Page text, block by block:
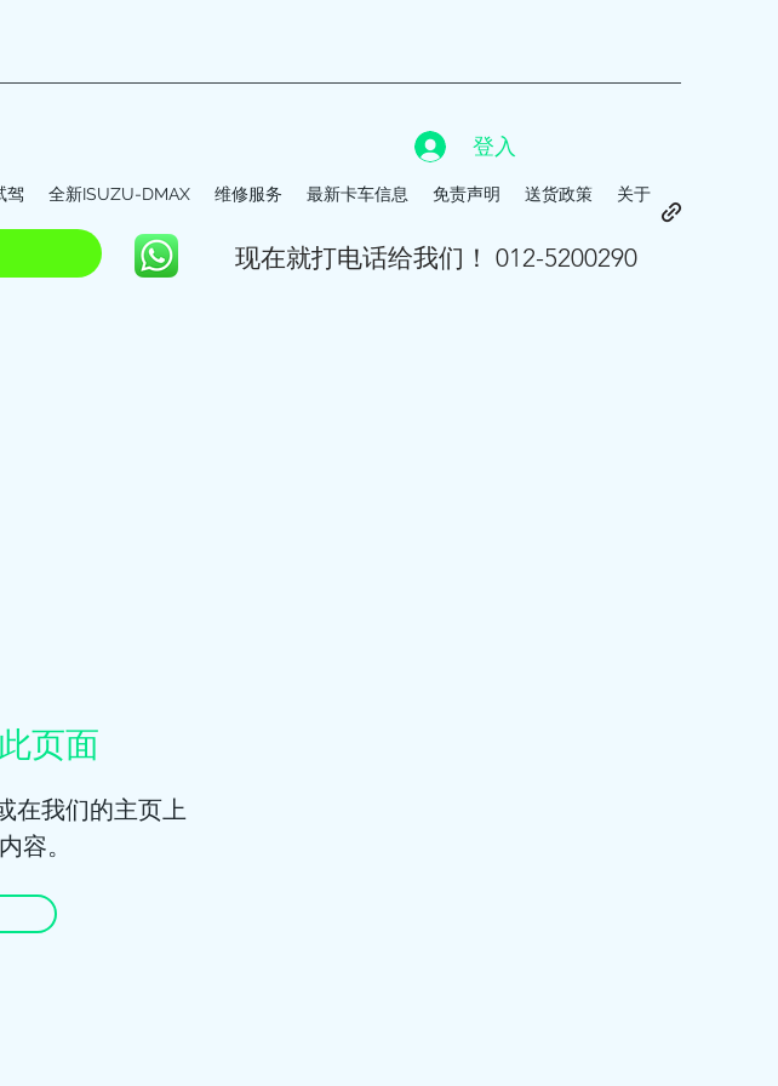
驾 全新ISUZU-DMAX 维修服务 最新卡车信息 免责声明 送货政策 关于
现在就打电话给我们！ 012-5200290
登入
页面
在我们的主页上
容。